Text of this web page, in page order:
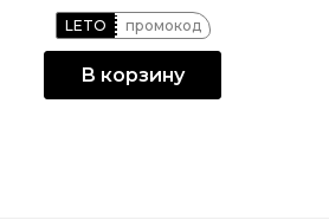
LETO промокод
В корзину